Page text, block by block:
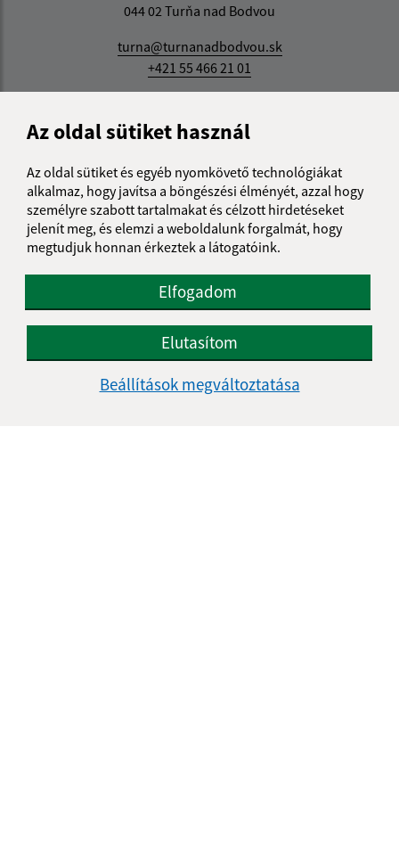
Az oldal sütiket használ
Az oldal sütiket és egyéb nyomkövető technológiákat
alkalmaz, hogy javítsa a böngészési élményét, azzal hogy
személyre szabott tartalmakat és célzott hirdetéseket
jelenít meg, és elemzi a weboldalunk forgalmát, hogy
megtudjuk honnan érkeztek a látogatóink.
Elfogadom
Elutasítom
Beállítások megváltoztatása
044 02 Turňa nad Bodvou
turna@turnanadbodvou.sk
+421 55 466 21 01